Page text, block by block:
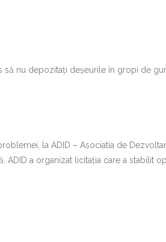
nu depozitați deșeurile în gropi de
la ADID – Asociatia de
ADID a organizat licitația care a stabilit